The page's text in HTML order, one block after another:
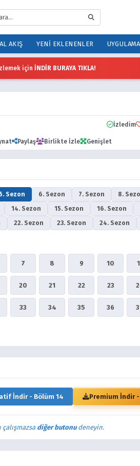
AKIŞ YENI EKLENENLER
için İNDİR BURAYA TIKLA!
İzledim
Paylaş Birlikte İzle Genişlet
Sezon 6. Sezon 7. Sezon 8.
14. Sezon 15. Sezon 16. Sezon
22. Sezon 23. Sezon 24. Sezon
7 8 9 10
20 21 22 23
33 34 35 36
İndir - Bölüm 14 Premium İndir -
diğer butonudeneyin.